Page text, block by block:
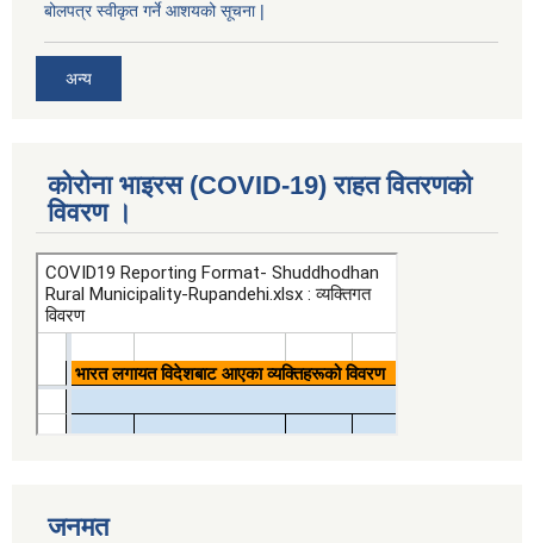
बोलपत्र स्वीकृत गर्ने आशयको सूचना |
अन्य
कोरोना भाइरस (COVID-19) राहत वितरणको
विवरण ।
जनमत